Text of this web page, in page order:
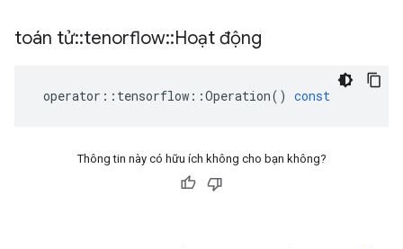
toán tử::tenorflow::Hoạt động
operator :: tensorflow ::Operation() const
Thông tin này có hữu ích không cho bạn không?